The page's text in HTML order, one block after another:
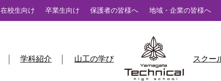
在校生向け 卒業生向け 保護者の皆様へ 地域・企業の皆様へ
学科紹介 山工の学び スクー